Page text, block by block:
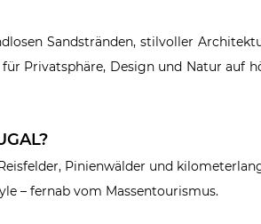
Sandstränden, stilvoller
Privatsphäre, Design und Natur auf
Pinienwälder und
– fernab vom Massentourismus.